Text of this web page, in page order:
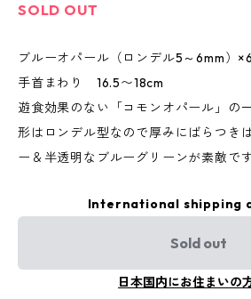
SOLD OUT
ブルーオパール（ロンデル5～6mm）
手首まわり 16.5〜18cm
遊食効果のない「コモンオパール」の
形はロンデル型なので厚みにばらつき
ー＆半透明なブルーグリーンが素敵です
International shipping
Sold out
日本国内にお住まいの